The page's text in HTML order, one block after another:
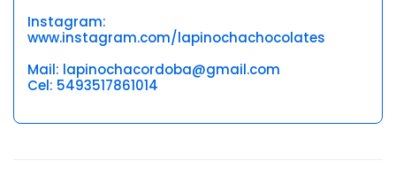
Instagram:
www.instagram.com/lapinochachocolates
Mail: lapinochacordoba@gmail.com
Cel: 5493517861014